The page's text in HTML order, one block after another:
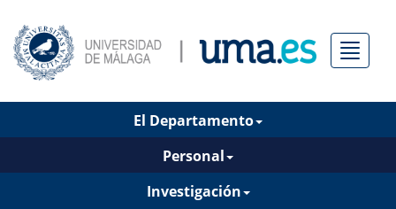
Menú
El Departamento
Personal
Investigación